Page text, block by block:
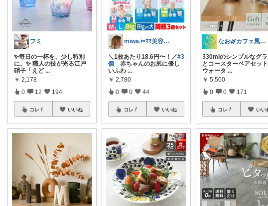
フミ
✨毎日の一杯を、少し特別
に。✨ 職人の技が光る江戸
硝子「えど ...
￥ 2,178
0 12 194
コレ いいね
miwa.✂︎ﾏﾏ美容師💎
＼1枚あたり18.6円〜！／#3
個 赤ちゃんのお尻に優し
いふわ ...
￥ 2,780
0 0 44
コレ いいね
なお🌿カフェ風インテリア・雑貨好き
330mlのシンプルなグ
とコースターペアセッ
ウォータ ...
￥ 5,500
0 0 171
コレ いい